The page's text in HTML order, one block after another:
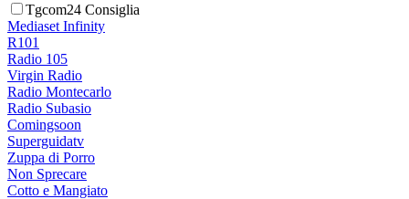
Tgcom24 Consiglia
Mediaset Infinity
R101
Radio 105
Virgin Radio
Radio Montecarlo
Radio Subasio
Comingsoon
Superguidatv
Zuppa di Porro
Non Sprecare
Cotto e Mangiato